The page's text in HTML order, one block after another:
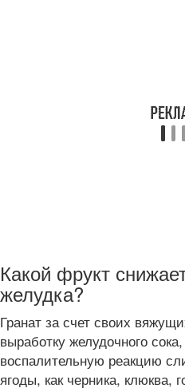
Какой фрукт
желудка?
Гранат за счет своих
выработку желудочного
воспалительную реакцию
ягоды, как черника, клюква,